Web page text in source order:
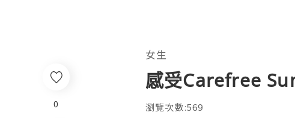
0
女生
感受Carefree
瀏覽次數:569